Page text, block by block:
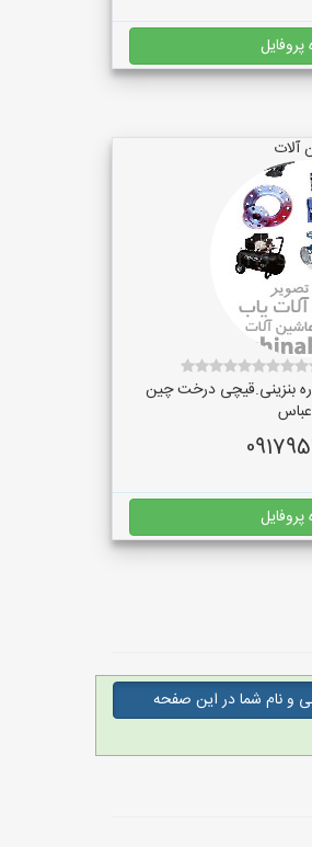
آلات
بنزینی.قیچی درخت چین
عباس
و نام شما در این صفحه